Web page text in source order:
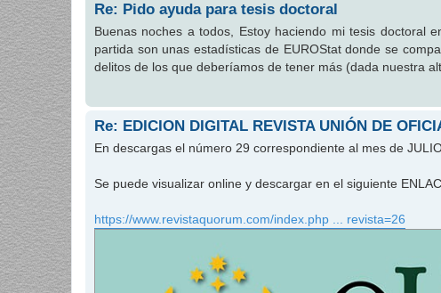
Re: Pido ayuda para tesis doctoral
Buenas noches a todos, Estoy haciendo mi tesis doctoral
partida son unas estadísticas de EUROStat donde se
delitos de los que deberíamos de tener más (dada nuestra
Re: EDICION DIGITAL REVISTA UNIÓN DE
En descargas el número 29 correspondiente al mes de
Se puede visualizar online y descargar en el siguiente
https://www.revistaquorum.com/index.php ... revista=26